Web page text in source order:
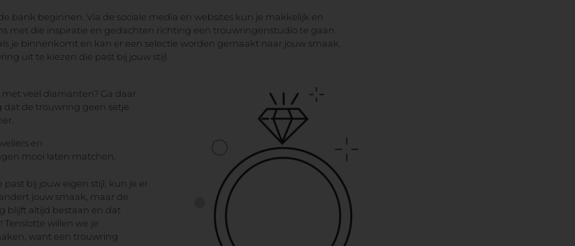
bank beginnen. Via de sociale media en websites kun je makkelijk en
met die inspiratie en gedachten richting een trouwringenstudio te gaan.
je binnenkomt en kan er een selectie worden gemaakt naar jouw smaak.
uit te kiezen die past bij jouw stijl.
veel diamanten? Ga daar
dat de trouwring geen setje
en
mooi laten matchen.
bij jouw eigen stijl, kun je er
jouw smaak, maar de
blijft altijd bestaan en dat
willen we je
want een trouwring